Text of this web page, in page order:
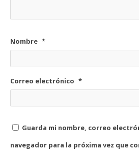
Nombre *
Correo electrónico *
Guarda mi nombre, correo
navegador para la próxima vez que